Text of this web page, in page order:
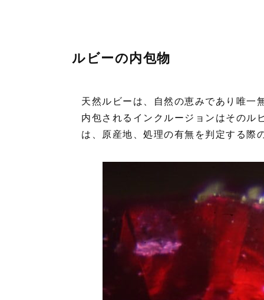
ルビーの内包物
天然ルビーは、自然の恵みであり唯一
内包されるインクルージョンはそのル
は、原産地、処理の有無を判定する際